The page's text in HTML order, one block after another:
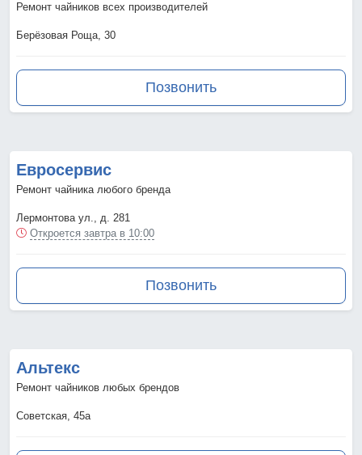
Ремонт чайников всех производителей
Берёзовая Роща, 30
Позвонить
Евросервис
Ремонт чайника любого бренда
Лермонтова ул., д. 281
Откроется завтра в 10:00
Позвонить
Альтекс
Ремонт чайников любых брендов
Советская, 45а